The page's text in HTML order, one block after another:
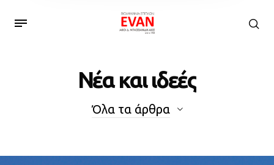
Νέα και ιδεές
Όλα τα άρθρα